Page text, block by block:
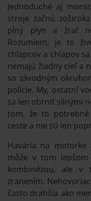
Jednoduché aj
stroje začnú
plný plyn a žrať
Rozumiem, je to
chlapcov a chlapov
nemajú žiadny cieľ a
so závodným
polície. My, ostatní
sa len obrniť silnými
tom, že to potrebné
ceste a nie sú len
Havária na motorke
môže v tom
kombinézou, ale
zranením.
často drahšia ako